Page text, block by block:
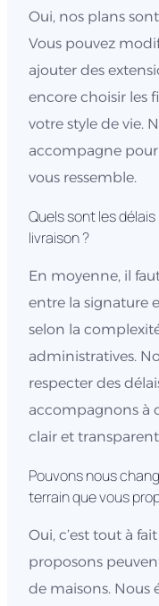
Oui, nos plans
Vous pouvez
ajouter des
encore choisir les
votre style de vie.
accompagne
vous ressemble.
Quels sont les
livraison ?
En moyenne, il
entre la signature
selon la
administratives.
respecter des
accompagnons à
clair et
Pouvons nous
terrain que vous
Oui, c’est tout à
proposons
de maisons. Nous